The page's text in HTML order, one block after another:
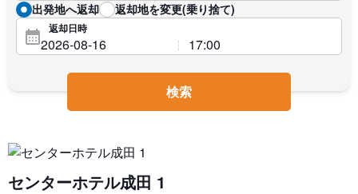
出発地へ返却 返却地を変更(乗り捨て)
返却日時
検索
センターホテル成田 1